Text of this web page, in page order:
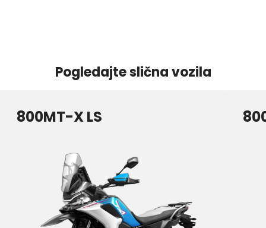
Pogledajte slična vozila
800MT-X LS